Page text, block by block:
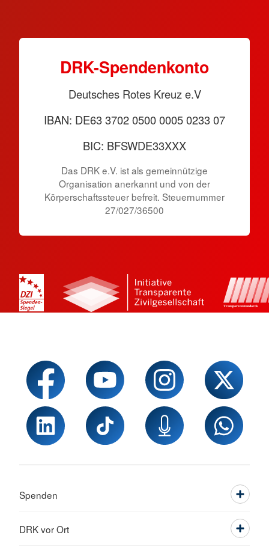
DRK-Spendenkonto
Deutsches Rotes Kreuz e.V
IBAN: DE63 3702 0500 0005 0233 07
BIC: BFSWDE33XXX
Das DRK e.V. ist als gemeinnützige
Organisation anerkannt und von der
Körperschaftssteuer befreit. Steuernummer
27/027/36500
Spenden
DRK vor Ort